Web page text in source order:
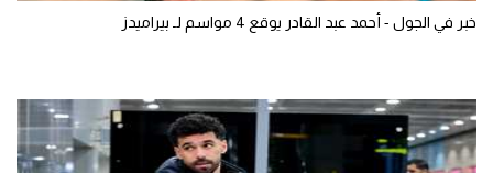
خبر في الجول - أحمد عبد القادر يوقع 4 مواسم لـ بيراميدز